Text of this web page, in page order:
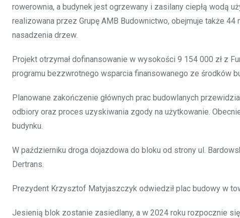
rowerownia, a budynek jest ogrzewany i zasilany ciepłą wodą
realizowana przez Grupę AMB Budownictwo, obejmuje także
nasadzenia drzew.
Projekt otrzymał dofinansowanie w wysokości 9 154 000 zł z
programu bezzwrotnego wsparcia finansowanego ze środków
Planowane zakończenie głównych prac budowlanych
odbiory oraz proces uzyskiwania zgody na użytkowanie.
budynku.
W październiku droga dojazdowa do bloku od strony ul.
Dertrans.
Prezydent Krzysztof Matyjaszczyk odwiedził plac budowy w
Jesienią blok zostanie zasiedlany, a w 2024 roku rozpocznie